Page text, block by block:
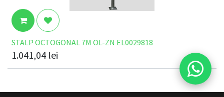
STALP OCTOGONAL 7M OL-ZN EL0029818
1.041,04 lei